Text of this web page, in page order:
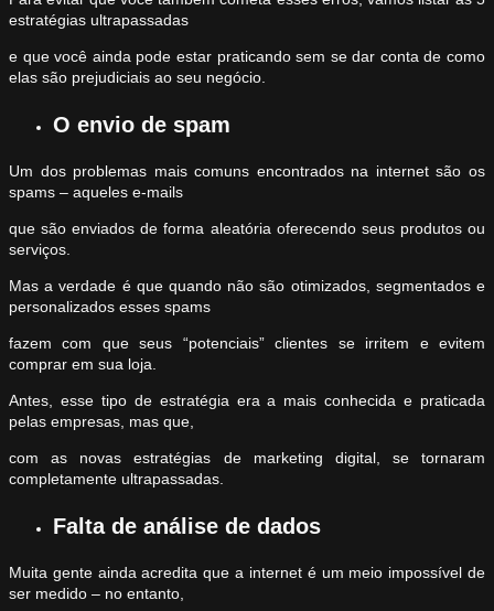
estratégias ultrapassadas
e que você ainda pode estar praticando sem se dar conta de como
elas são prejudiciais ao seu negócio.
O envio de spam
Um dos problemas mais comuns encontrados na internet são os
spams – aqueles e-mails
que são enviados de forma aleatória oferecendo seus produtos ou
serviços.
Mas a verdade é que quando não são otimizados, segmentados e
personalizados esses spams
fazem com que seus “potenciais” clientes se irritem e evitem
comprar em sua loja.
Antes, esse tipo de estratégia era a mais conhecida e praticada
pelas empresas, mas que,
com as novas estratégias de marketing digital, se tornaram
completamente ultrapassadas.
Falta de análise de dados
Muita gente ainda acredita que a internet é um meio impossível de
ser medido – no entanto,